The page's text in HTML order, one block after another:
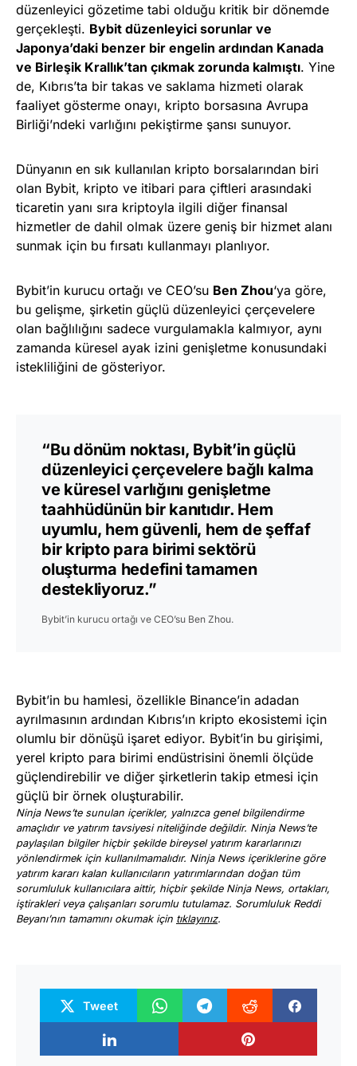
düzenleyici gözetime tabi olduğu kritik bir dönemde
gerçekleşti. Bybit düzenleyici sorunlar ve
Japonya’daki benzer bir engelin ardından Kanada
ve Birleşik Krallık’tan çıkmak zorunda kalmıştı. Yine
de, Kıbrıs’ta bir takas ve saklama hizmeti olarak
faaliyet gösterme onayı, kripto borsasına Avrupa
Birliği’ndeki varlığını pekiştirme şansı sunuyor.
Dünyanın en sık kullanılan kripto borsalarından biri
olan Bybit, kripto ve itibari para çiftleri arasındaki
ticaretin yanı sıra kriptoyla ilgili diğer finansal
hizmetler de dahil olmak üzere geniş bir hizmet alanı
sunmak için bu fırsatı kullanmayı planlıyor.
Bybit’in kurucu ortağı ve CEO’su Ben Zhou‘ya göre,
bu gelişme, şirketin güçlü düzenleyici çerçevelere
olan bağlılığını sadece vurgulamakla kalmıyor, aynı
zamanda küresel ayak izini genişletme konusundaki
istekliliğini de gösteriyor.
“Bu dönüm noktası, Bybit’in güçlü
düzenleyici çerçevelere bağlı kalma
ve küresel varlığını genişletme
taahhüdünün bir kanıtıdır. Hem
uyumlu, hem güvenli, hem de şeffaf
bir kripto para birimi sektörü
oluşturma hedefini tamamen
destekliyoruz.”
Bybit’in kurucu ortağı ve CEO’su Ben Zhou.
Bybit’in bu hamlesi, özellikle Binance’in adadan
ayrılmasının ardından Kıbrıs’ın kripto ekosistemi için
olumlu bir dönüşü işaret ediyor. Bybit’in bu girişimi,
yerel kripto para birimi endüstrisini önemli ölçüde
güçlendirebilir ve diğer şirketlerin takip etmesi için
güçlü bir örnek oluşturabilir.
Ninja News’te sunulan içerikler, yalnızca genel bilgilendirme
amaçlıdır ve yatırım tavsiyesi niteliğinde değildir. Ninja News’te
paylaşılan bilgiler hiçbir şekilde bireysel yatırım kararlarınızı
yönlendirmek için kullanılmamalıdır. Ninja News içeriklerine göre
yatırım kararı kalan kullanıcıların yatırımlarından doğan tüm
sorumluluk kullanıcılara aittir, hiçbir şekilde Ninja News, ortakları,
iştirakleri veya çalışanları sorumlu tutulamaz. Sorumluluk Reddi
Beyanı’nın tamamını okumak için tıklayınız.
Tweet